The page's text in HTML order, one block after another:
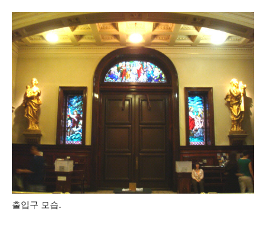
출입구 모습.